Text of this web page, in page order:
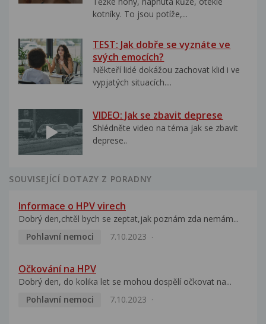
kotníky. To jsou potíže,...
TEST: Jak dobře se vyznáte ve
svých emocích?
Někteří lidé dokážou zachovat klid i ve
vypjatých situacích....
VIDEO: Jak se zbavit deprese
Shlédněte video na téma jak se zbavit
deprese..
SOUVISEJÍCÍ DOTAZY Z PORADNY
Informace o HPV virech
Dobrý den,chtěl bych se zeptat,jak poznám zda nemám...
Pohlavní nemoci
7.10.2023
Očkování na HPV
Dobrý den, do kolika let se mohou dospělí očkovat na...
Pohlavní nemoci
7.10.2023